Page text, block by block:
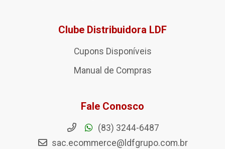
Clube Distribuidora LDF
Cupons Disponíveis
Manual de Compras
Fale Conosco
(83) 3244-6487
sac.ecommerce@ldfgrupo.com.br